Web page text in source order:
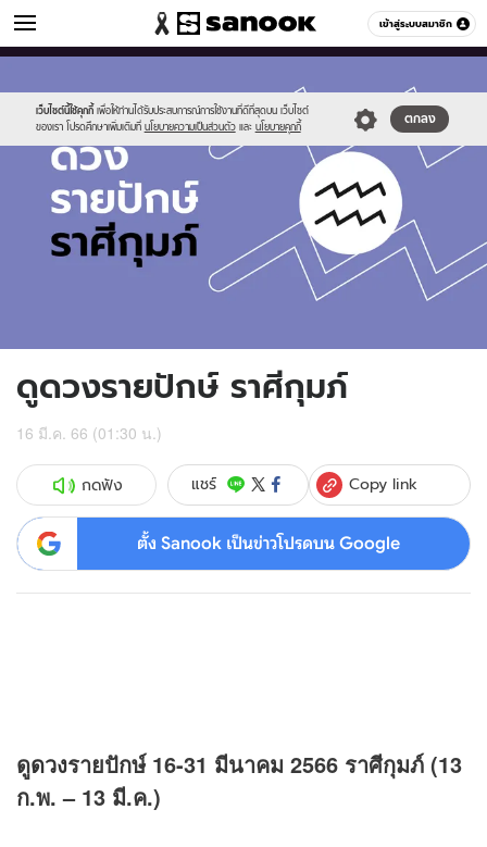
เข้าสู่ระบบสมาชิก
ดูดวง หมวดอื่นๆ
เว็บไซต์นี้ใช้คุกกี้ เพื่อให้ท่านได้รับประสบการณ์การใช้งานที่ดีที่สุดบน เว็บไซต์
ของเรา โปรดศึกษาเพิ่มเติมที่ นโยบายความเป็นส่วนตัว และ นโยบายคุกกี้
ตกลง
new-
sanook.png
aquarius.jpg
ดูดวงรายปักษ์ ราศีกุมภ์
16 มี.ค. 66 (01:30 น.)
กดฟัง แชร์ Copy link
ตั้ง Sanook เป็นข่าวโปรดบน Google
ดูดวงรายปักษ์ 16-31 มีนาคม 2566 ราศีกุมภ์ (13
ก.พ. – 13 มี.ค.)